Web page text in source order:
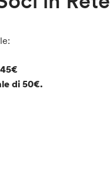
di 50€.